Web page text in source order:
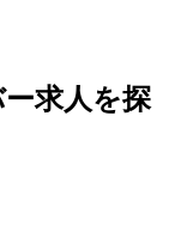
求人を探